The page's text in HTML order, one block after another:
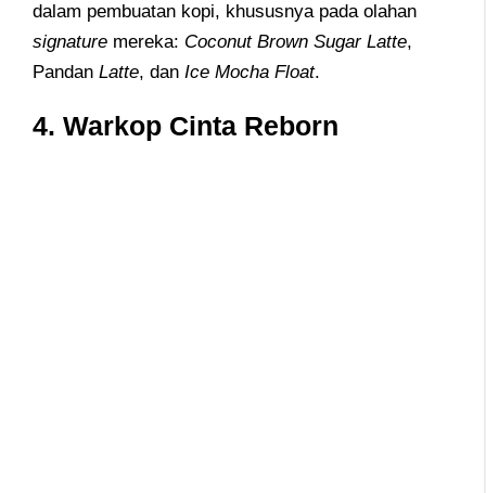
dalam pembuatan kopi, khususnya pada olahan
signature mereka: Coconut Brown Sugar Latte,
Pandan Latte, dan Ice Mocha Float.
4. Warkop Cinta Reborn